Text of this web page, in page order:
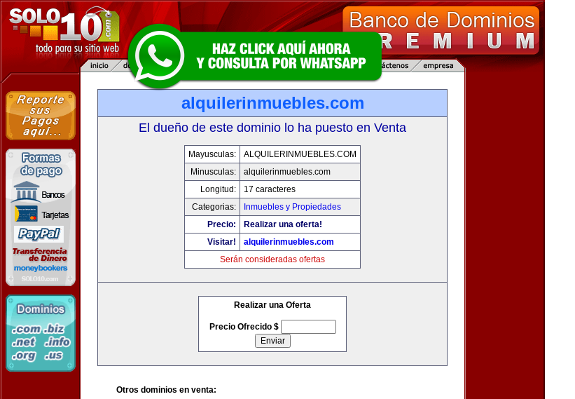
alquilerinmuebles.com
El dueño de este dominio lo ha puesto en Venta
Mayusculas:
ALQUILERINMUEBLES.COM
Minusculas:
alquilerinmuebles.com
Longitud:
17 caracteres
Categorias:
Inmuebles y Propiedades
Precio:
Realizar una oferta!
Visitar!
alquilerinmuebles.com
Serán consideradas ofertas
Realizar una Oferta
Precio Ofrecido $
Otros dominios en venta: